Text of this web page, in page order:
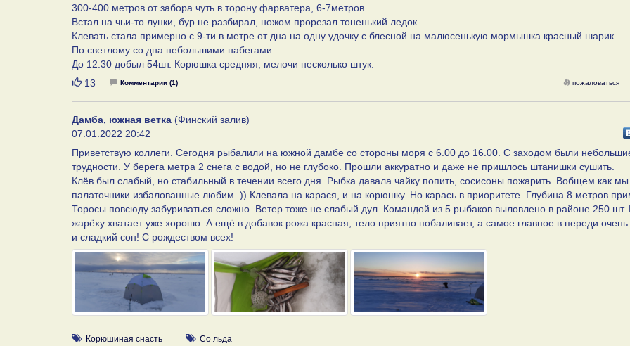
300-400 метров от забора чуть в торону фарватера, 6-7метров.
Встал на чьи-то лунки, бур не разбирал, ножом прорезал тоненький ледок.
Клевать стала примерно с 9-ти в метре от дна на одну удочку с блесной на малюсенькую мормышка красный шарик.
По светлому со дна небольшими набегами.
До 12:30 добыл 54шт. Корюшка средняя, мелочи несколько штук.
Нравится
13 Комментарии (1) пожаловаться
Дамба, южная ветка (Финский залив)
07.01.2022 20:42
Приветствую коллеги. Сегодня рыбалили на южной дамбе со стороны моря с 6.00 до 16.00. С заходом были
трудности. У берега метра 2 снега с водой, но не глубоко. Прошли аккуратно и даже не пришлось штанишки сушить.
Клёв был слабый, но стабильный в течении всего дня. Рыбка давала чайку попить, сосисоны пожарить. Вобщем как мы
палаточники избалованные любим. )) Клевала на карася, и на корюшку. Но карась в приоритете. Глубина 8 метров
Торосы повсюду забуриваться сложно. Ветер тоже не слабый дул. Командой из 5 рыбаков выловлено в районе 250 шт.
жарёху хватает уже хорошо. А ещё в добавок рожа красная, тело приятно побаливает, а самое главное в переди очень
и сладкий сон! С рождеством всех!
Корюшиная снасть Со льда